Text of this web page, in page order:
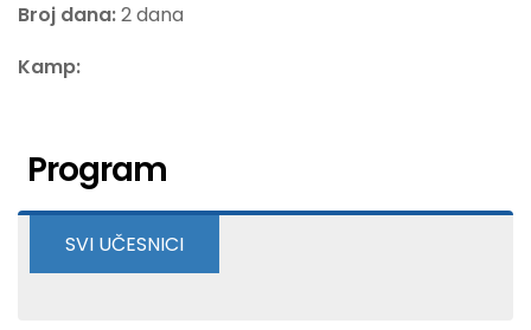
Broj dana:2 dana
Kamp:
Program
SVI UČESNICI